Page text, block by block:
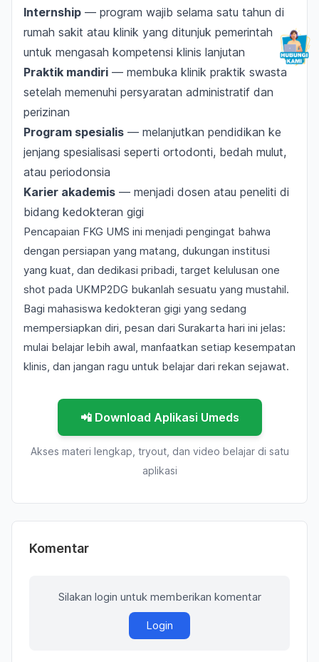
Internship — program wajib selama satu tahun di
rumah sakit atau klinik yang ditunjuk pemerintah
untuk mengasah kompetensi klinis lanjutan
Praktik mandiri — membuka klinik praktik swasta
setelah memenuhi persyaratan administratif dan
perizinan
Program spesialis — melanjutkan pendidikan ke
jenjang spesialisasi seperti ortodonti, bedah mulut,
atau periodonsia
Karier akademis — menjadi dosen atau peneliti di
bidang kedokteran gigi
Pencapaian FKG UMS ini menjadi pengingat bahwa
dengan persiapan yang matang, dukungan institusi
yang kuat, dan dedikasi pribadi, target kelulusan one
shot pada UKMP2DG bukanlah sesuatu yang mustahil.
Bagi mahasiswa kedokteran gigi yang sedang
mempersiapkan diri, pesan dari Surakarta hari ini jelas:
mulai belajar lebih awal, manfaatkan setiap kesempatan
klinis, dan jangan ragu untuk belajar dari rekan sejawat.
📲 Download Aplikasi Umeds
Akses materi lengkap, tryout, dan video belajar di satu
aplikasi
Komentar
Silakan login untuk memberikan komentar
Login